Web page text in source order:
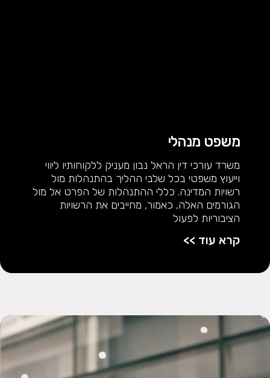
משפט מנהלי​
משרד עורכי דין הראל נבון מעניק ללקוחותיו ליווי
וייעוץ משפטי בכל שלבי ההליך בהתנהלות מול
רשויות המדינה. כללי ההתנהלות של הפרט אל מול
הגורמים האלה, כאמור, מחייבים את הרשויות
הציבוריות לפעול
קרא עוד >>